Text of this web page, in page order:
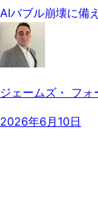
AIバブル崩壊に備
ジェームズ・ フォ
2026年6月10日